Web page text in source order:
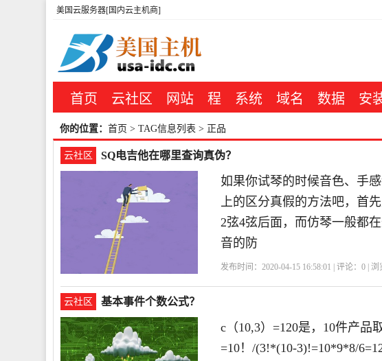
美国云服务器[国内云主机商]
首页 云社区 网站 程 系统 域名 数据 安
你的位置： 首页 > TAG信息列表 > 正品
云社区 SQ电吉他在哪里查询真伪？
如果你试琴的时候音色、手
上的区分真假的方法吧，首
2弦4弦后面，而仿琴一般都
音的防
发布时间：2020-04-15 16:58:01 | 评论：0 |
云社区 基本事件个数公式？
c（10,3）=120是，10件产品
=10！/(3!*(10-3)!=10*9*8/